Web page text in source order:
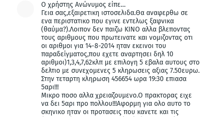
Ο χρήστης Ανώνυμος είπε…
Γεια σας,εξαιρετικη ιστοσελιδα.Θα αναφερθω σε
ενα περιστατικο που εγινε εντελως ξαφνικα
(θαύμα?).Λοιπον δεν παιζω ΚΙΝΟ αλλα βλεποντας
τους αριθμους που πρωτεινατε και νομιζοντας οτι
οι αριθμοι για 14-8-2014 ηταν εκεινοι του
παραδείγματος,που εχετε αναρτησει δηλ 10
αριθμοι)1,3,4,7,62κλπ με επιλογη 5 εβαλα αυτους στο
δελτιο με συνεχομενες 5 κληρωσεις αξιας 7.50ευρω.
Στην τεταρτη κληρωση 456654 ωρα 19:30 επιασα
5αρι!!!
Mικρο ποσο αλλα χρειαζουμενο.Ο πρακτορας ειχε
να δει 5αρι προ πολλου!!!Αφορμη για ολο αυτο το
σκηνικο ηταν οι προτασεις που κανετε και τις